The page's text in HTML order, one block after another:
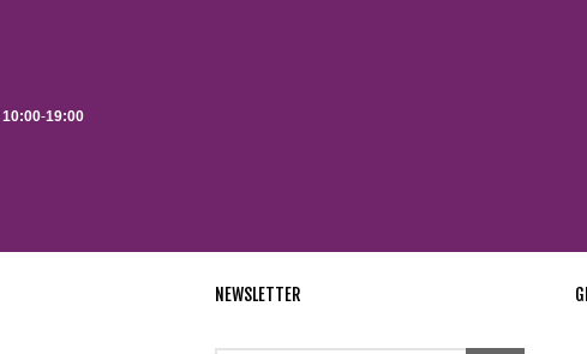
10:00-19:00
NEWSLETTER